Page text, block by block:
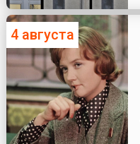
4 августа